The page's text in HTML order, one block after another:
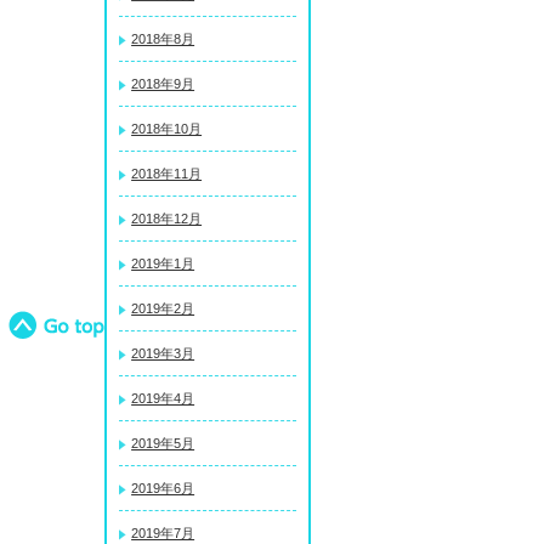
2018年8月
2018年9月
2018年10月
2018年11月
2018年12月
2019年1月
2019年2月
2019年3月
2019年4月
2019年5月
2019年6月
2019年7月